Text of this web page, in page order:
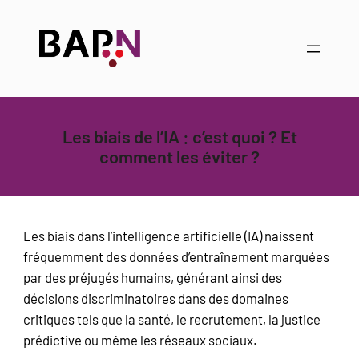
contenu
Les biais de l’IA : c’est quoi ? Et
comment les éviter ?
Les biais dans l’intelligence artificielle (IA) naissent
fréquemment des données d’entraînement marquées
par des préjugés humains, générant ainsi des
décisions discriminatoires dans des domaines
critiques tels que la santé, le recrutement, la justice
prédictive ou même les réseaux sociaux.